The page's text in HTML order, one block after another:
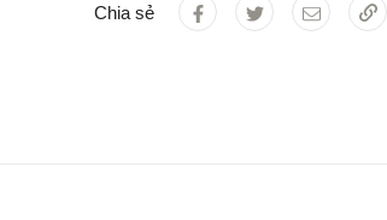
Chia sẻ